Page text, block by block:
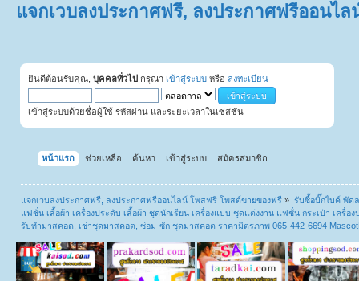
แจกเวบลงประกาศฟรี, ลงประกาศฟรีออนไ
ยินดีต้อนรับคุณ, บุคคลทั่วไป กรุณา เข้าสู่ระบบ หรือ ลงทะเบียน
เข้าสู่ระบบด้วยชื่อผู้ใช้ รหัสผ่าน และระยะเวลาในเซสชั่น
หน้าแรก ช่วยเหลือ ค้นหา เข้าสู่ระบบ สมัครสมาชิก
แจกเวบลงประกาศฟรี, ลงประกาศฟรีออนไลน์ โพสฟรี โพสต์ขายของฟรี » รับซื้อบิ๊กไบค์ พัด
แฟชั่น เสื้อผ้า เครื่องประดับ เสื้อผ้า ชุดนักเรียน เครื่องแบบ ชุดแต่งงาน แฟชั่น กระเป๋า เครื่
รับทำมาสคอต, เช่าชุดมาสคอต, ซ่อม-ซัก ชุดมาสคอต ราคามิตรภาพ 065-442-6694